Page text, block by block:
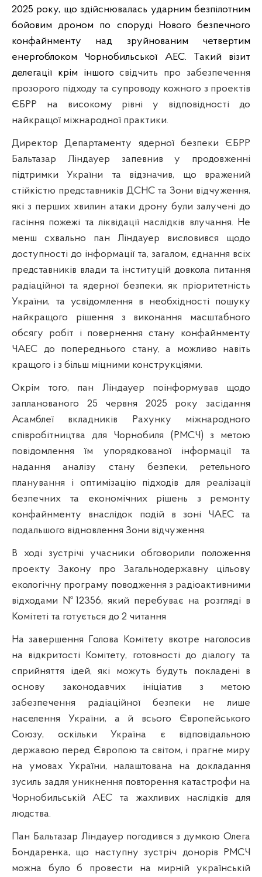
2025 року, що здійснювалась ударним безпілотним
бойовим дроном по споруді
Нового безпечного
конфайнменту над зруйнованим четвертим
енергоблоком Чорнобильської АЕС. Такий візит
делегації крім іншогосвідчить про забезпечення
прозорого підходу та супроводу кожного з проектів
ЄБРР на високому рівні у відповідності до
найкращої міжнародної практики.
Директор Департаменту ядерної безпеки ЄБРР
Бальтазар Ліндауер запевнив у продовженні
підтримки України та відзначив, що вражений
стійкістю представників ДСНС та Зони відчуження,
які з перших хвилин атаки дрону були залучені до
гасіння пожежі та ліквідації наслідків влучання. Не
менш схвально пан Ліндауер висловився щодо
доступності до інформації та, загалом, єднання всіх
представників влади та інституцій довкола питання
радіаційної та ядерної безпеки, як пріоритетність
України, та усвідомлення в необхідності пошуку
найкращого рішення з виконання масштабного
обсягу робіт і повернення стану конфайнменту
ЧАЕС до попереднього стану, а можливо навіть
кращого і з більш міцними конструкціями.
Окрім того, пан Ліндауер поінформував щодо
запланованого 25 червня 2025 року засідання
Асамблеї вкладників Рахунку міжнародного
співробітництва для Чорнобиля (РМСЧ) з метою
повідомлення їм упорядкованої інформації та
надання аналізу стану безпеки, ретельного
планування і оптимізацію підходів для реалізації
безпечних та економічних рішень з ремонту
конфайнменту внаслідок подій в зоні ЧАЕС та
подальшого відновлення Зони відчуження.
В ході зустрічі учасники обговорили положення
проекту Закону про Загальнодержавну цільову
екологічну програму поводження з радіоактивними
відходами №12356, який перебуває на розгляді в
Комітеті та готується до 2 читання
На завершення Голова Комітету вкотре наголосив
на відкритості Комітету, готовності до діалогу та
сприйняття ідей, які можуть будуть покладені в
основу законодавчих ініціатив з метою
забезпечення радіаційної безпеки не лише
населення України, а й всього Європейського
Союзу, оскільки Україна є відповідальною
державою перед Європою та світом, і прагне миру
на умовах України, налаштована на докладання
зусиль задля уникнення повторення катастрофи на
Чорнобильській АЕС та жахливих наслідків для
людства.
Пан Бальтазар Ліндауер погодився з думкою Олега
Бондаренка, що наступну зустріч донорів РМСЧ
можна було б провести на мирній українській